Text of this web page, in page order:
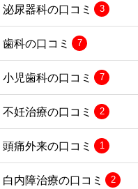
泌尿器科の口コミ 3
歯科の口コミ 7
小児歯科の口コミ 7
不妊治療の口コミ 2
頭痛外来の口コミ 1
白内障治療の口コミ 2